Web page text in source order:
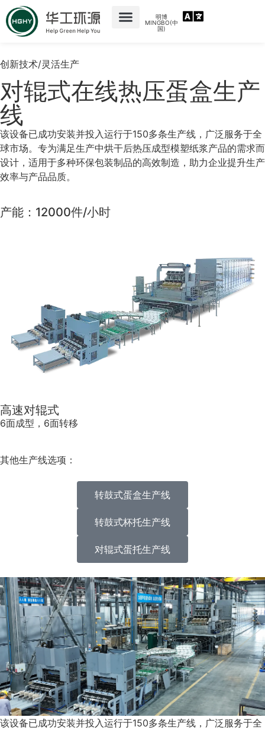
明博
MINGBO(中
国)
创新技术/灵活生产
对辊式在线热压蛋盒生产
线
该设备已成功安装并投入运行于150多条生产线，广泛服务于全
球市场。专为满足生产中烘干后热压成型模塑纸浆产品的需求而
设计，适用于多种环保包装制品的高效制造，助力企业提升生产
效率与产品品质。
产能：12000件/小时
高速对辊式
6面成型，6面转移
其他生产线选项：
转鼓式蛋盒生产线
转鼓式杯托生产线
对辊式蛋托生产线
该设备已成功安装并投入运行于150多条生产线，广泛服务于全